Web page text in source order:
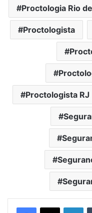
Proctologia Rio
Proctologista
Proctologista RJ